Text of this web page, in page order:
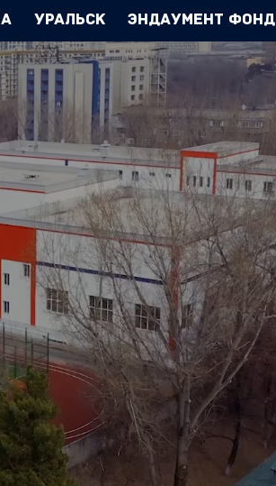
Уральск Эндаумент Фонд